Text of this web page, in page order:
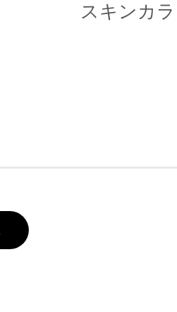
スキンカ